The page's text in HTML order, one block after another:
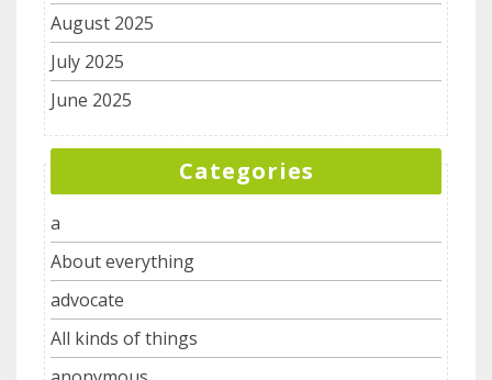
August 2025
July 2025
June 2025
Categories
a
About everything
advocate
All kinds of things